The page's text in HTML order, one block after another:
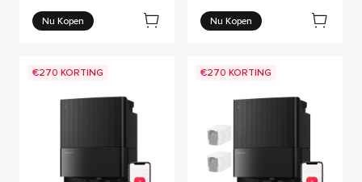
Nu Kopen Nu Kopen
€270 KORTING €270 KORTING